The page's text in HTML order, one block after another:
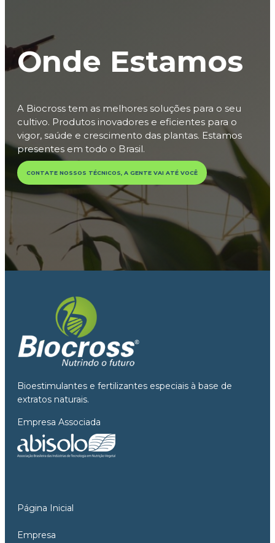
Onde Estamos
A Biocross tem as melhores soluções para o seu
cultivo. Produtos inovadores e eficientes para o
vigor, saúde e crescimento das plantas. Estamos
presentes em todo o Brasil.
CONTATE NOSSOS TÉCNICOS, A GENTE VAI ATÉ VOCÊ
Bioestimulantes e fertilizantes especiais à base de
extratos naturais.
Empresa Associada
Página Inicial
Empresa